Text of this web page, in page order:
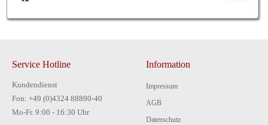
Service Hotline
Kundendienst
Fon: +49 (0)4324 88890-40
Mo-Fr. 9:00 - 16:30 Uhr
Information
Impressum
AGB
Datenschutz